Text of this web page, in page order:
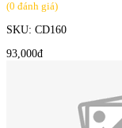
(0 đánh giá)
SKU: CD160
93,000đ